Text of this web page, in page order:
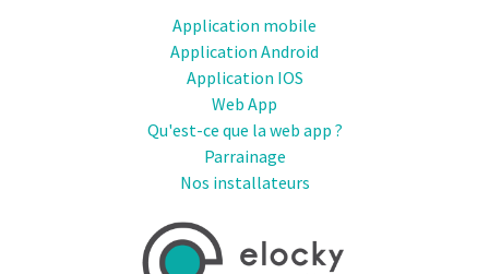
Application mobile
Application Android
Application IOS
Web App
Qu'est-ce que la web app ?
Parrainage
Nos installateurs